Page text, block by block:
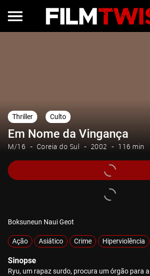
Thriller Culto
Em Nome da Vingança
M/16 Coreia do Sul 2002 116 min
Boksuneun Naui Geot
Ação Asiático Crime Hiperviolência
Sinopse
Ryu, um rapaz surdo, procura um órgão para